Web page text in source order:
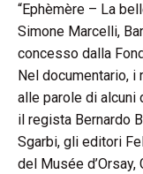
“Ephèmère – La
Simone Marcelli,
concesso dalla
Nel documentario,
alle parole di alcuni
il regista Bernardo
Sgarbi, gli editori
del Musée